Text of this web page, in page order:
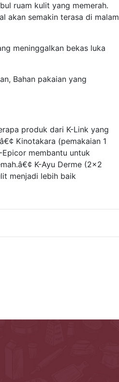
ruam kulit yang memerah.
akan semakin terasa di malam
meninggalkan bekas luka
Bahan pakaian yang
produk dari K-Link yang
Kinotakara (pemakaian 1
membantu untuk
K-Ayu Derme (2×2
menjadi lebih baik